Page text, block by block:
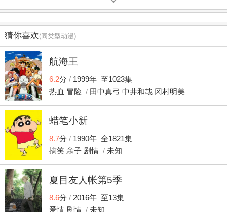
猜你喜欢(同类型动漫)
航海王
6.2分 /1999年 至1023集
热血 冒险 / 田中真弓 中井和哉 冈村明美
蜡笔小新
8.7分 /1990年 全1821集
搞笑 亲子 剧情 /未知
夏目友人帐第5季
8.6分 /2016年 至13集
爱情 剧情 /未知